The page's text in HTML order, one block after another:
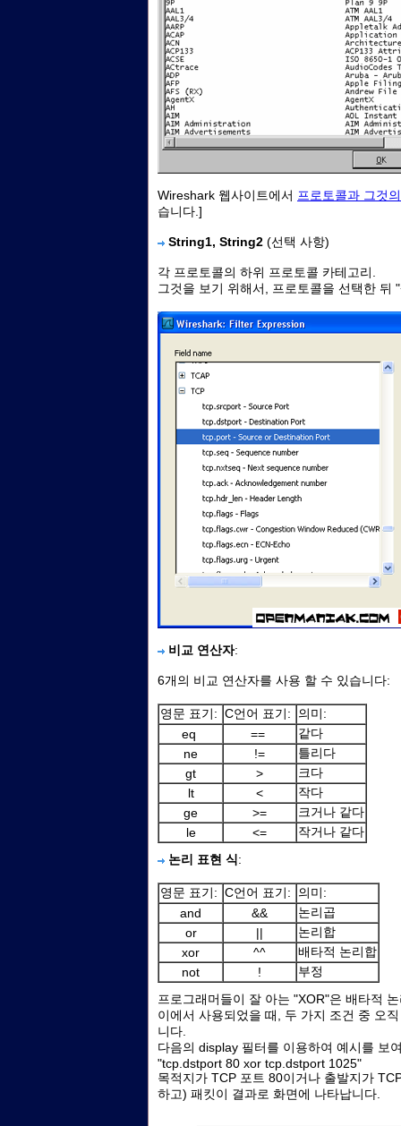
Wireshark 웹사이트에서 프로토콜과 그것
습니다.]
String1, String2 (선택 사항)
각 프로토콜의 하위 프로토콜 카테고리.
그것을 보기 위해서, 프로토콜을 선택한 뒤
비교 연산자:
6개의 비교 연산자를 사용 할 수 있습니다:
영문 표기: C언어 표기:
의미:
eq
==
같다
ne
!=
틀리다
gt
>
크다
lt
<
작다
ge
>=
크거나 같다
le
<=
작거나 같다
논리 표현 식:
영문 표기: C언어 표기:
의미:
and
&&
논리곱
or
||
논리합
xor
^^
배타적 논리합
not
!
부정
프로그래머들이 잘 아는 "XOR"은 배타적
이에서 사용되었을 때, 두 가지 조건 중 오
니다.
다음의 display 필터를 이용하여 예시를 보
"tcp.dstport 80 xor tcp.dstport 1025"
목적지가 TCP 포트 80이거나 출발지가
하고) 패킷이 결과로 화면에 나타납니다.